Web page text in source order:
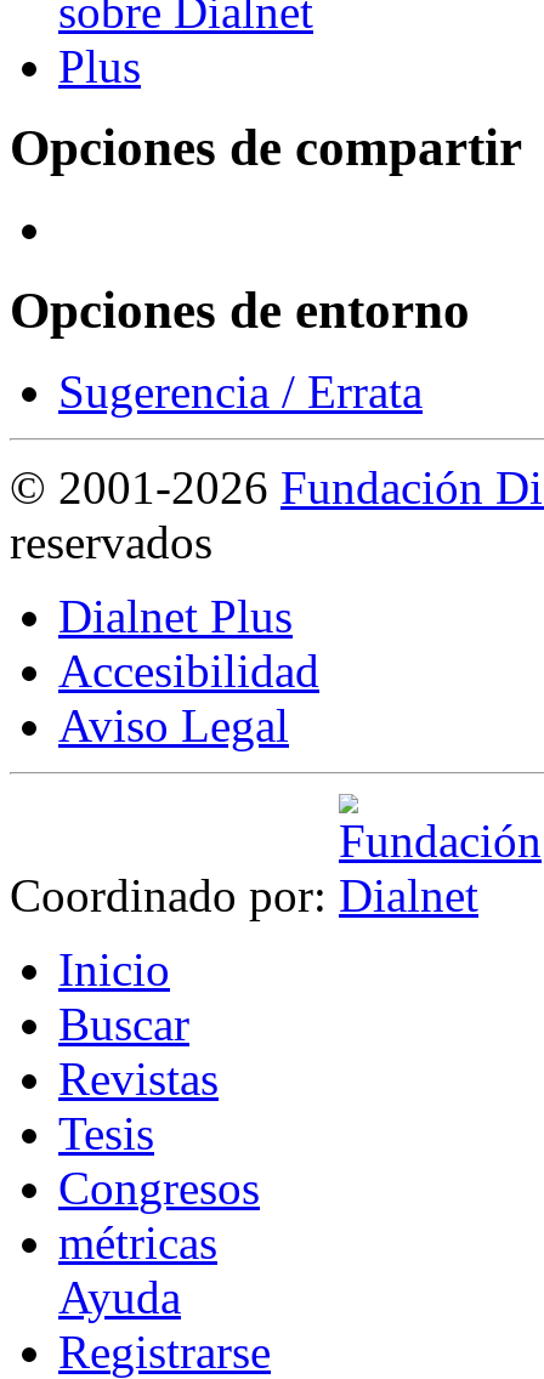
Opciones de compartir
Opciones de entorno
Sugerencia / Errata
© 2001-2026 Fundación
reservados
Dialnet Plus
Accesibilidad
Aviso Legal
Coordinado por:
Inicio
Buscar
Revistas
Tesis
Congresos
métricas
Ayuda
Registrarse